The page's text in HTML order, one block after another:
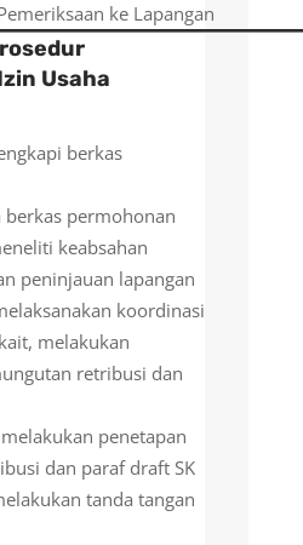
ke Lapangan
Usaha
berkas
permohonan
keabsahan
peninjauan lapangan
koordinasi
melakukan
retribusi dan
penetapan
dan paraf draft SK
tanda tangan